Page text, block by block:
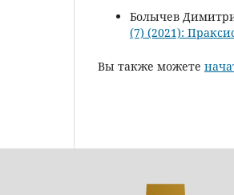
Болычев
(7) (2021):
Вы также можете